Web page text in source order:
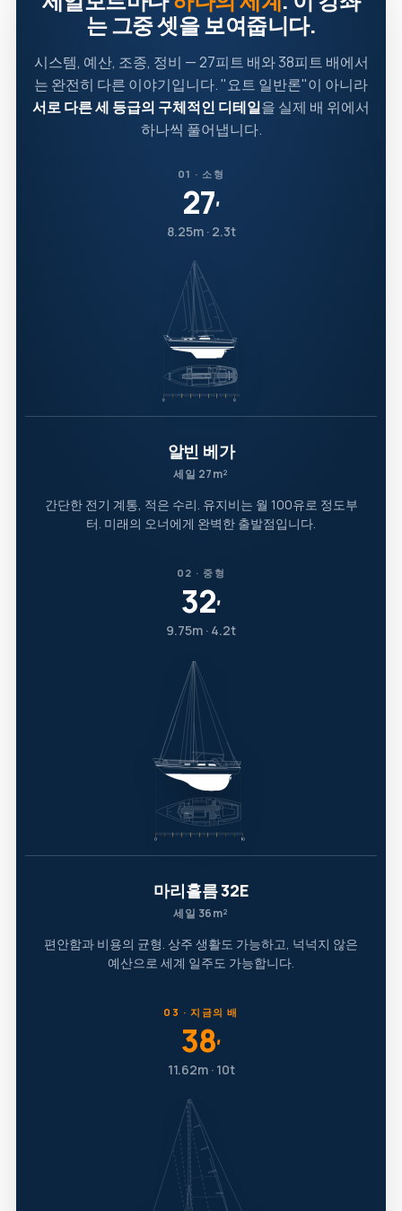
는 그중 셋을 보여줍니다.
시스템, 예산, 조종, 정비 — 27피트 배와 38피트 배에서
는 완전히 다른 이야기입니다. "요트 일반론"이 아니라
서로 다른 세 등급의 구체적인 디테일을 실제 배 위에서
하나씩 풀어냅니다.
01 · 소형
27′
8.25m · 2.3t
알빈 베가
세일 27m²
간단한 전기 계통, 적은 수리. 유지비는 월 100유로 정도부
터. 미래의 오너에게 완벽한 출발점입니다.
02 · 중형
32′
9.75m · 4.2t
마리홀름 32E
세일 36m²
편안함과 비용의 균형. 상주 생활도 가능하고, 넉넉지 않은
예산으로 세계 일주도 가능합니다.
03 · 지금의 배
38′
11.62m · 10t